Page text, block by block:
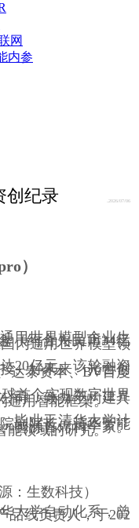
网
内参
创纪录 2026/07/06
）
通用世界模型企业生
（约合人民币34亿
内通用世界模型领
20亿元。该轮融资
、好未来、光合创
达泰资本、BV百度
首个实现数字世界
司，致力于构建具
通用智能框架。
毕业于清华大学计
副院长、清华智能
智源首席科学家。
能领域的研究。
：生数科技 ）
大学自动化系，曾
品线负责人，于202